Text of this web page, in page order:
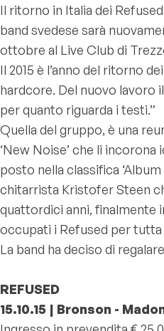
Il ritorno in Italia dei
band svedese sarà
ottobre al Live Club di
Il 2015 è l’anno del ritorno
hardcore. Del nuovo lavoro
per quanto riguarda i testi.”
Quella del gruppo, è una
‘New Noise’ che li
posto nella classifica
chitarrista Kristofer Steen
quattordici anni, finalmente
occupati i Refused per tutta
La band ha deciso di
REFUSED
15.10.15 | Bronson -